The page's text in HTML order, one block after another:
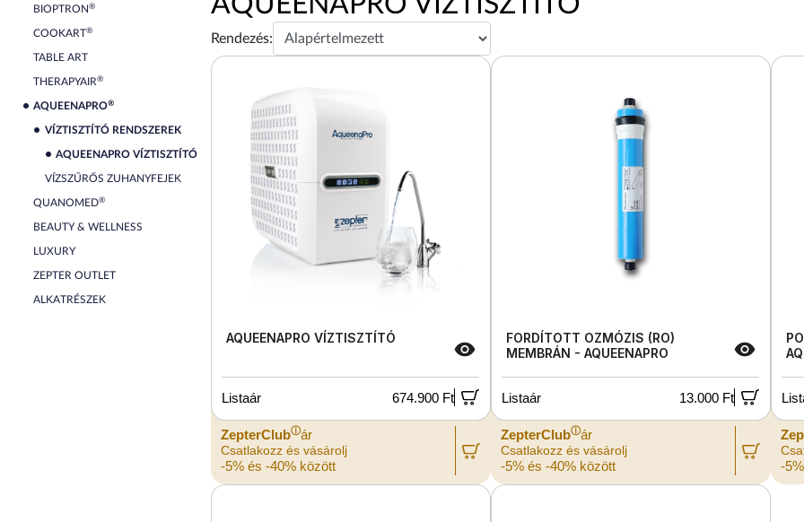
BIOPTRON®
COOKART®
TABLE ART
THERAPYAIR®
AQUEENAPRO®
VÍZTISZTÍTÓ RENDSZEREK
AQUEENAPRO VÍZTISZTÍTÓ
VÍZSZŰRŐS ZUHANYFEJEK
QUANOMED®
BEAUTY & WELLNESS
LUXURY
ZEPTER OUTLET
ALKATRÉSZEK
Rendezés:
AQUEENAPRO VÍZTISZTÍTÓ
Listaár 674.900 Ft
ZepterClubⓘár
Csatlakozz és vásárolj
-5% és -40% között
FORDÍTOTT OZMÓZIS (RO)
MEMBRÁN - AQUEENAPRO
Listaár 13.000 Ft
ZepterClubⓘár
Csatlakozz és vásárolj
-5% és -40% között -